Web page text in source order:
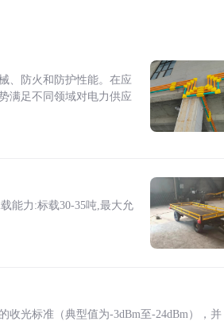
、防火和防护性能。在应
满足不同领域对电力供应
能力:标载30-35吨,最大允
光标准（典型值为-3dBm至-24dBm），并